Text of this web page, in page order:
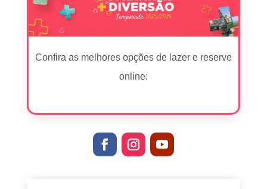
Confira as melhores opções de lazer e reserve
online: